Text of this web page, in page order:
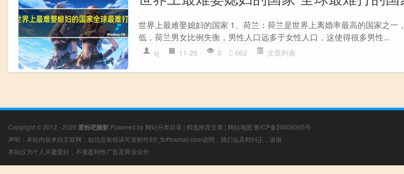
世界上最难娶媳妇的国家 1、荷兰：荷兰是世界上离婚率最高的国家之一
低，荷兰男女比例失衡，男性人口远多于女性人口，这使得很多男性...
sj 11-26 0 662 文章列表
Copyright © 2012 - 2026 爱粉吧摄影 Powered by 网站分类目录 | 精选推荐文章 | 网站地图 鲁ICP备20008365号
声明：本站内容来自互联网，如信息有错误可发邮件到f_fb#foxmail.com说明，我们会及时纠正，谢谢
本站仅为个人兴趣爱好，不接盈利性广告及商业合作